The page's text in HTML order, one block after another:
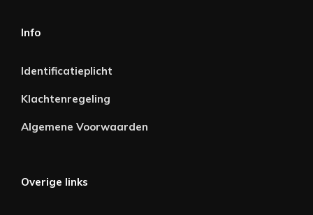
Info
Identificatieplicht
Klachtenregeling
Algemene Voorwaarden
Overige links